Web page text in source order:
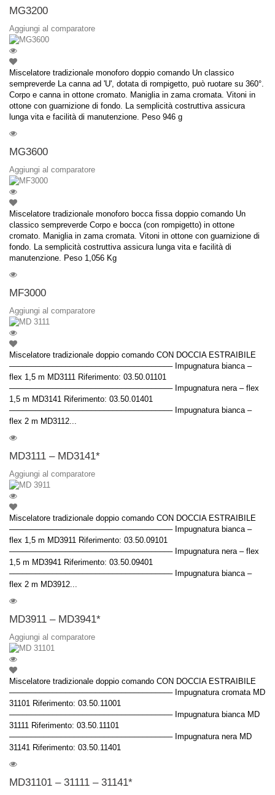
MG3200
Aggiungi al comparatore
Miscelatore tradizionale monoforo doppio comando Un classico
sempreverde La canna ad 'U', dotata di rompigetto, può ruotare su 360°.
Corpo e canna in ottone cromato. Maniglia in zama cromata. Vitoni in
ottone con guarnizione di fondo. La semplicità costruttiva assicura
lunga vita e facilità di manutenzione. Peso 946 g
MG3600
Aggiungi al comparatore
Miscelatore tradizionale monoforo bocca fissa doppio comando Un
classico sempreverde Corpo e bocca (con rompigetto) in ottone
cromato. Maniglia in zama cromata. Vitoni in ottone con guarnizione di
fondo. La semplicità costruttiva assicura lunga vita e facilità di
manutenzione. Peso 1,056 Kg
MF3000
Aggiungi al comparatore
Miscelatore tradizionale doppio comando CON DOCCIA ESTRAIBILE
–––––––––––––––––––––––––––––––––––––– Impugnatura bianca –
flex 1,5 m MD3111 Riferimento: 03.50.01101
–––––––––––––––––––––––––––––––––––––– Impugnatura nera – flex
1,5 m MD3141 Riferimento: 03.50.01401
–––––––––––––––––––––––––––––––––––––– Impugnatura bianca –
flex 2 m MD3112...
MD3111 – MD3141*
Aggiungi al comparatore
Miscelatore tradizionale doppio comando CON DOCCIA ESTRAIBILE
–––––––––––––––––––––––––––––––––––––– Impugnatura bianca –
flex 1,5 m MD3911 Riferimento: 03.50.09101
–––––––––––––––––––––––––––––––––––––– Impugnatura nera – flex
1,5 m MD3941 Riferimento: 03.50.09401
–––––––––––––––––––––––––––––––––––––– Impugnatura bianca –
flex 2 m MD3912...
MD3911 – MD3941*
Aggiungi al comparatore
Miscelatore tradizionale doppio comando CON DOCCIA ESTRAIBILE
–––––––––––––––––––––––––––––––––––––– Impugnatura cromata MD
31101 Riferimento: 03.50.11001
–––––––––––––––––––––––––––––––––––––– Impugnatura bianca MD
31111 Riferimento: 03.50.11101
–––––––––––––––––––––––––––––––––––––– Impugnatura nera MD
31141 Riferimento: 03.50.11401
MD31101 – 31111 – 31141*